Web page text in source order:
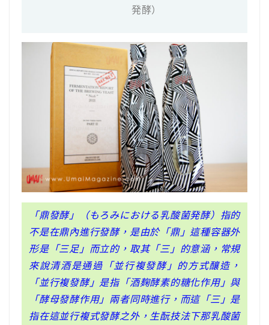
発酵）
「鼎發酵」（もろみにおける乳酸菌発酵）指的
不是在鼎內進行發酵，是由於「鼎」這種容器外
形是「三足」而立的，取其「三」的意涵，常規
來說清酒是通過「並行複發酵」的方式釀造，
「並行複發酵」是指「酒麹酵素的糖化作用」與
「酵母發酵作用」兩者同時進行，而這「三」是
指在這並行複式發酵之外，生酛技法下那乳酸菌